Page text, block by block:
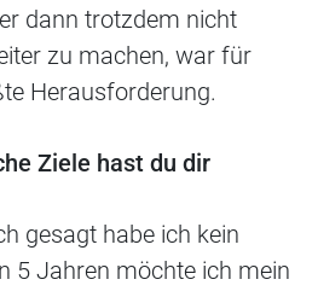
dann trotzdem nicht
zu machen, war für
Herausforderung.
Ziele hast du dir
gesagt habe ich kein
5 Jahren möchte ich mein